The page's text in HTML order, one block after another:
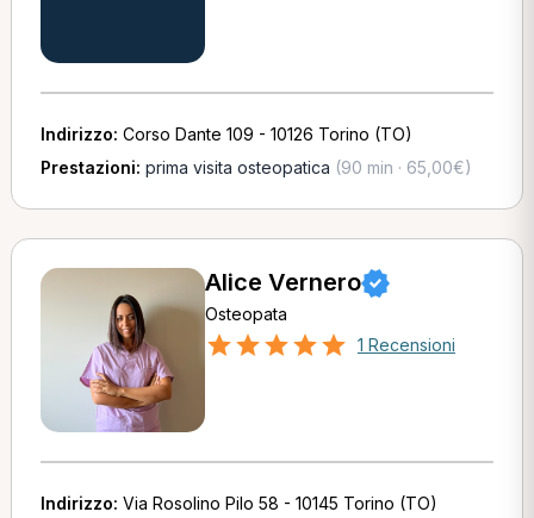
Indirizzo: Corso Dante 109 - 10126 Torino (TO)
Prestazioni: prima visita osteopatica (90 min · 65,00€)
Alice Vernero
Osteopata
1 Recensioni
Indirizzo: Via Rosolino Pilo 58 - 10145 Torino (TO)